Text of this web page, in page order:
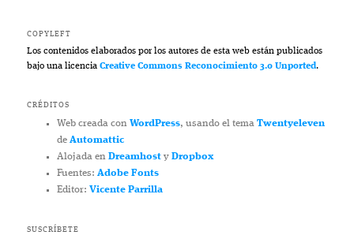
COPYLEFT
Los contenidos elaborados por los autores de esta web están publicados
bajo una licenciaCreative Commons Reconocimiento 3.0 Unported.
CRÉDITOS
Web creada con WordPress, usando el tema Twentyeleven
de Automattic
Alojada en Dreamhosty Dropbox
Fuentes: Adobe Fonts
Editor: Vicente Parrilla
SUSCRÍBETE